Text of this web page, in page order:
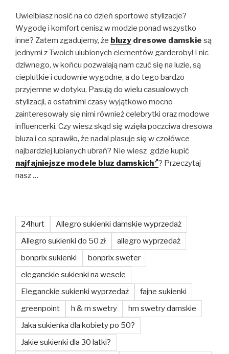
Uwielbiasz nosić na co dzień sportowe stylizacje?
Wygodę i komfort cenisz w modzie ponad wszystko
inne? Zatem zgadujemy, że bluzy dresowe damskie są
jednymi z Twoich ulubionych elementów garderoby! I nic
dziwnego, w końcu pozwalają nam czuć się na luzie, są
cieplutkie i cudownie wygodne, a do tego bardzo
przyjemne w dotyku. Pasują do wielu casualowych
stylizacji, a ostatnimi czasy wyjątkowo mocno
zainteresowały się nimi również celebrytki oraz modowe
influencerki. Czy wiesz skąd się wzięła poczciwa dresowa
bluza i co sprawiło, że nadal plasuje się w czołówce
najbardziej lubianych ubrań? Nie wiesz gdzie kupić
najfajniejsze modele bluz damskich ? Przeczytaj
nasz …
24hurt
Allegro sukienki damskie wyprzedaż
Allegro sukienki do 50 zł
allegro wyprzedaż
bonprix sukienki
bonprix sweter
eleganckie sukienki na wesele
Eleganckie sukienki wyprzedaż
fajne sukienki
greenpoint
h & m swetry
hm swetry damskie
Jaka sukienka dla kobiety po 50?
Jakie sukienki dla 30 latki?